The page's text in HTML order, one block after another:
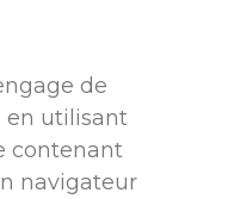
de
en utilisant
contenant
navigateur